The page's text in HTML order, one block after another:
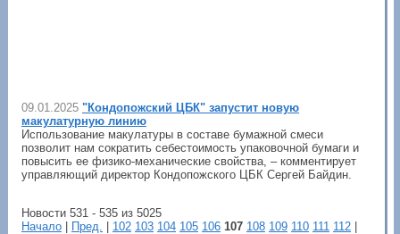
09.01.2025 "Кондопожский ЦБК" запустит новую
макулатурную линию
Использование макулатуры в составе бумажной смеси
позволит нам сократить себестоимость упаковочной бумаги и
повысить ее физико-механические свойства, – комментирует
управляющий директор Кондопожского ЦБК Сергей Байдин.
Новости 531 - 535 из 5025
Начало
Пред. 102 103 104 105 106 107 108 109 110 111 112